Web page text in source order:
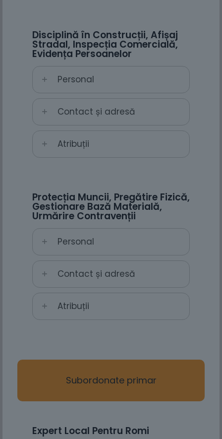
Disciplină în Construcții, Afișaj
Stradal, Inspecția Comercială,
Evidența Persoanelor
Personal
Contact și adresă
Atribuții
Protecția Muncii, Pregătire Fizică,
Gestionare Bază Materială,
Urmărire Contravenții
Personal
Contact și adresă
Atribuții
Subordonate primar
Expert Local Pentru Romi